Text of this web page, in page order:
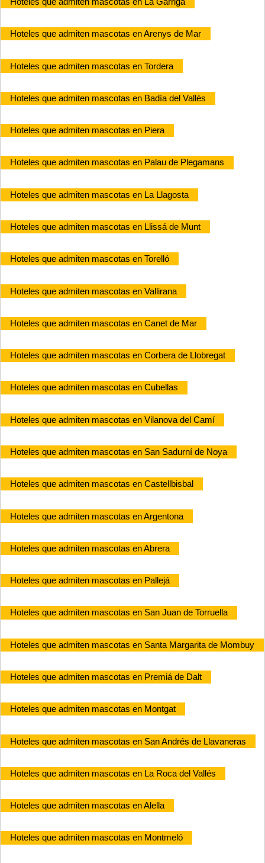
Hoteles que admiten mascotas en Arenys de Mar
Hoteles que admiten mascotas en Tordera
Hoteles que admiten mascotas en Badía del Vallés
Hoteles que admiten mascotas en Piera
Hoteles que admiten mascotas en Palau de Plegamans
Hoteles que admiten mascotas en La Llagosta
Hoteles que admiten mascotas en Llissá de Munt
Hoteles que admiten mascotas en Torelló
Hoteles que admiten mascotas en Vallirana
Hoteles que admiten mascotas en Canet de Mar
Hoteles que admiten mascotas en Corbera de Llobregat
Hoteles que admiten mascotas en Cubellas
Hoteles que admiten mascotas en Vilanova del Camí
Hoteles que admiten mascotas en San Sadurní de Noya
Hoteles que admiten mascotas en Castellbisbal
Hoteles que admiten mascotas en Argentona
Hoteles que admiten mascotas en Abrera
Hoteles que admiten mascotas en Pallejá
Hoteles que admiten mascotas en San Juan de Torruella
Hoteles que admiten mascotas en Santa Margarita de Mombuy
Hoteles que admiten mascotas en Premiá de Dalt
Hoteles que admiten mascotas en Montgat
Hoteles que admiten mascotas en San Andrés de Llavaneras
Hoteles que admiten mascotas en La Roca del Vallés
Hoteles que admiten mascotas en Alella
Hoteles que admiten mascotas en Montmeló